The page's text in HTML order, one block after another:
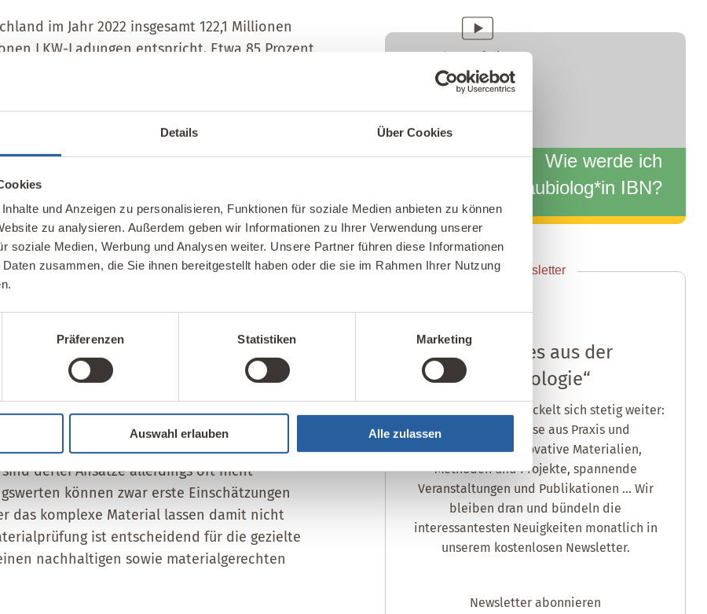
Details Über Cookies
und Anzeigen zu personalisieren, Funktionen für soziale Medien anbieten zu können
zu analysieren. Außerdem geben wir Informationen zu Ihrer Verwendung unserer
soziale Medien, Werbung und Analysen weiter. Unsere Partner führen diese Informationen
zusammen, die Sie ihnen bereitgestellt haben oder die sie im Rahmen Ihrer Nutzung
Präferenzen Statistiken Marketing
Auswahl erlauben Alle zulassen
im Jahr 2022 insgesamt 122,1 Millionen
LKW-Ladungen entspricht. Etwa 85 Prozent
hauptsächlich zur Verfüllung von Kies-,
auch der lehmige Aushub durch die
Auch einige Branchen der
etwa der Straßen- und Erdbau sowie die
liegt der Fokus jedoch hauptsächlich auf dem
weitgehend ungenutzt bleibt.
von Lehm ist in Wirklichkeit eine
in der Baustoffherstellung, eine
Dieses einmalige
jahrzehntelanger Vernachlässigung
in der systematischen Materialprüfung von
annähernd dem Stand der Technik
besteht noch Forschungsbedarf bezüglich der
angenommen, dass einfache Handversuche
für den Lehmbau zu bewerten. In einer auf
derlei Ansätze allerdings oft nicht
können zwar erste Einschätzungen
das komplexe Material lassen damit nicht
ist entscheidend für die gezielte
nachhaltigen sowie materialgerechten
kostenfreies
Fernlehrgang
Info-Webinar
Wie werde ich
Baubiolog*in IBN?
anmelden
Newsletter
„Aktuelles aus der
Baubiologie“
Die Baubiologie entwickelt sich stetig weiter:
neue Erkenntnisse aus Praxis und
Wissenschaft, innovative Materialien,
Methoden und Projekte, spannende
Veranstaltungen und Publikationen ... Wir
bleiben dran und bündeln die
interessantesten Neuigkeiten monatlich in
unserem kostenlosen Newsletter.
Newsletter abonnieren